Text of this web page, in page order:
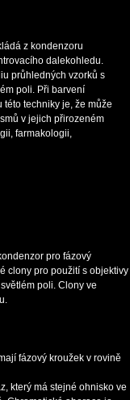
z kondenzoru
dalekohledu.
průhledných vzorků s
poli. Při barvení
techniky je, že může
v jejich přirozeném
farmakologii,
pro fázový
clony pro použití s objektivy
poli. Clony ve
fázový kroužek v rovině
který má stejné ohnisko ve